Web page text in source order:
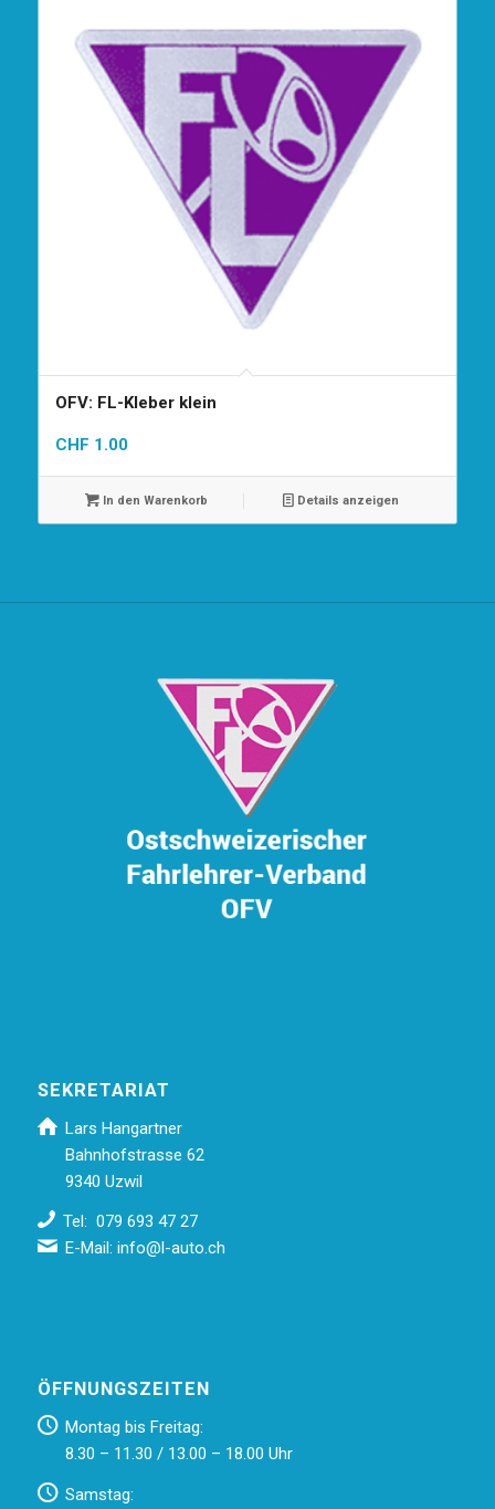
OFV: FL-Kleber klein
CHF 1.00
In den Warenkorb Details anzeigen
SEKRETARIAT
Lars Hangartner
Bahnhofstrasse 62
9340 Uzwil
Tel: 079 693 47 27
E-Mail:info@l-auto.ch
ÖFFNUNGSZEITEN
Montag bis Freitag:
8.30 – 11.30 / 13.00 – 18.00 Uhr
Samstag: